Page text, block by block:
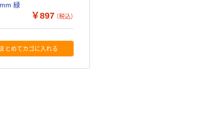
緑
￥897 （税込）
とめてカゴに入れる